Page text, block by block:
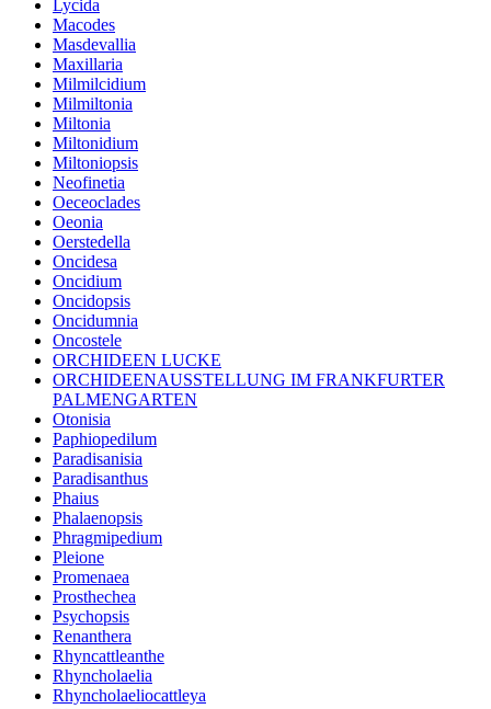
Lycida
Macodes
Masdevallia
Maxillaria
Milmilcidium
Milmiltonia
Miltonia
Miltonidium
Miltoniopsis
Neofinetia
Oeceoclades
Oeonia
Oerstedella
Oncidesa
Oncidium
Oncidopsis
Oncidumnia
Oncostele
ORCHIDEEN LUCKE
ORCHIDEENAUSSTELLUNG IM FRANKFURTER
PALMENGARTEN
Otonisia
Paphiopedilum
Paradisanisia
Paradisanthus
Phaius
Phalaenopsis
Phragmipedium
Pleione
Promenaea
Prosthechea
Psychopsis
Renanthera
Rhyncattleanthe
Rhyncholaelia
Rhyncholaeliocattleya